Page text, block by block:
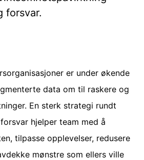
forsvar.
er under økende
data om til raskere og
En sterk strategi rundt
hjelper team med å
tilpasse opplevelser, redusere
mønstre som ellers ville